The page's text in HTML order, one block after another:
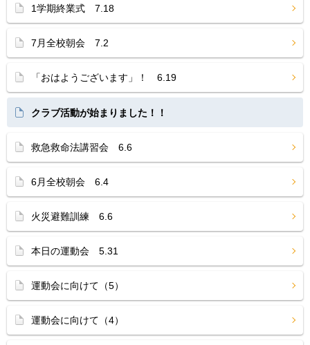
1学期終業式 7.18
7月全校朝会 7.2
「おはようございます」！ 6.19
クラブ活動が始まりました！！
救急救命法講習会 6.6
6月全校朝会 6.4
火災避難訓練 6.6
本日の運動会 5.31
運動会に向けて（5）
運動会に向けて（4）